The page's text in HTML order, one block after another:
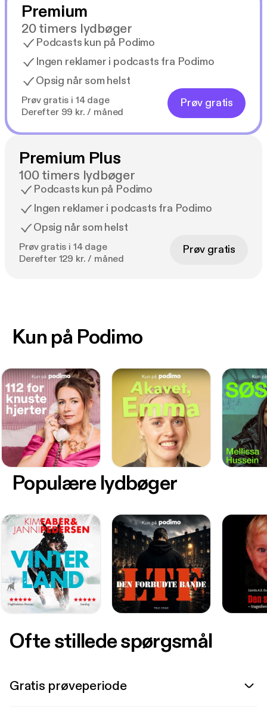
Premium
20 timers lydbøger
Podcasts kun på Podimo
Ingen reklamer i podcasts fra Podimo
Opsig når som helst
Prøv gratis i 14 dage
Derefter 99 kr. / måned
Prøv gratis
Premium Plus
100 timers lydbøger
Podcasts kun på Podimo
Ingen reklamer i podcasts fra Podimo
Opsig når som helst
Prøv gratis i 14 dage
Derefter 129 kr. / måned
Prøv gratis
Kun på Podimo
Populære lydbøger
Ofte stillede spørgsmål
Gratis prøveperiode